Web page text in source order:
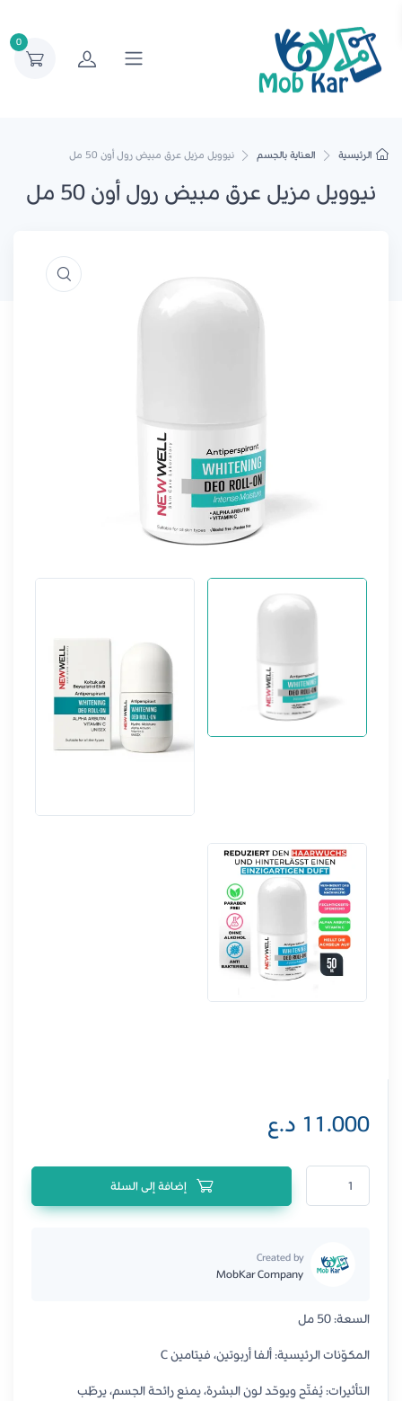
0
الرئيسية العناية بالجسم نيوويل مزيل عرق مبيض رول أون 50 مل
نيوويل مزيل عرق مبيض رول أون 50 مل
11.000 د.ع
كمية نيوويل مزيل عرق مبيض رول أون 50 مل
Created by
MobKar Company
السعة: 50 مل
المكوّنات الرئيسية: ألفا أربوتين، فيتامين C
التأثيرات: يُفتّح ويوحّد لون البشرة، يمنع رائحة الجسم، يرطّب